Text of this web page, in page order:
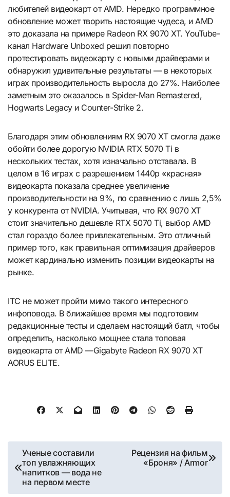
любителей видеокарт от АМD. Нередко программное
обновление может творить настоящие чудеса, и AMD
это доказала на примере Radeon RX 9070 XT. YouTube-
канал Hardware Unboxed решил повторно
протестировать видеокарту с новыми драйверами и
обнаружил удивительные результаты — в некоторых
играх производительность выросла до 27%. Наиболее
заметным это оказалось в Spider-Man Remastered,
Hogwarts Legacy и Counter-Strike 2.
Благодаря этим обновлениям RX 9070 XT смогла даже
обойти более дорогую NVIDIA RTX 5070 Ti в
нескольких тестах, хотя изначально отставала. В
целом в 16 играх с разрешением 1440p «красная»
видеокарта показала среднее увеличение
производительности на 9%, по сравнению с лишь 2,5%
у конкурента от NVIDIA. Учитывая, что RX 9070 XT
стоит значительно дешевле RTX 5070 Ti, выбор AMD
стал гораздо более привлекательным. Это отличный
пример того, как правильная оптимизация драйверов
может кардинально изменить позиции видеокарты на
рынке.
ITC не может пройти мимо такого интересного
инфоповода. В ближайшее время мы подготовим
редакционные тесты и сделаем настоящий батл, чтобы
определить, насколько мощнее стала топовая
видеокарта от AMD —Gigabyte Radeon RX 9070 XT
AORUS ELITE.
Навигация
по
записям
Ученые составили
топ увлажняющих
напитков — вода не
на первом месте
Рецензия на фильм
«Броня» / Armor